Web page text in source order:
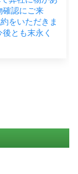
確認にご来
をいただきま
後とも末永く